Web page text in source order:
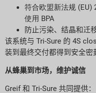
符合欧盟新法规 (EU)
使用 BPA
防止污染、结晶和迁
该系统与 Tri-Sure 的 4S
装到最终交付都得到安全密
从蜂巢到市场，维护诚信
Greif 和 Tri-Sure 共同提供：